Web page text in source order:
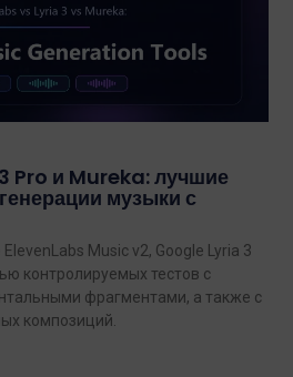
Pro и Mureka: лучшие
музыки с
Music v2, Google Lyria 3
контролируемых тестов с
фрагментами, а также с
композиций.